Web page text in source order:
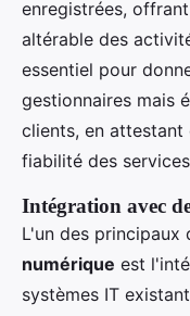
enregistrées,
altérable des
essentiel pour
gestionnaires mais
clients, en attestant
fiabilité des
Intégration avec
L'un des principaux
numérique est
systèmes IT